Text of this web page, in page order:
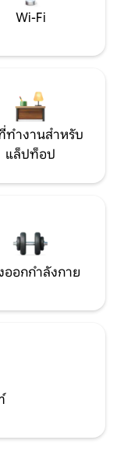
Wi-Fi
ำงานสำหรับ
แล็ปท็อป
ออกกำลังกาย